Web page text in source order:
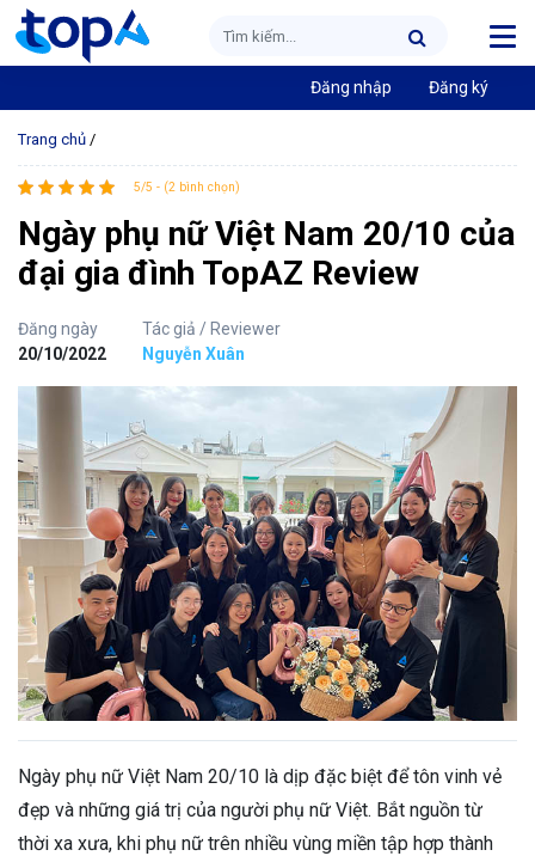
Đăng nhập Đăng ký
Trang chủ /
5/5 - (2 bình chọn)
Ngày phụ nữ Việt Nam 20/10 của
đại gia đình TopAZ Review
Đăng ngày
20/10/2022
Tác giả / Reviewer
Nguyễn Xuân
Ngày phụ nữ Việt Nam 20/10 là dịp đặc biệt để tôn vinh vẻ
đẹp và những giá trị của người phụ nữ Việt. Bắt nguồn từ
thời xa xưa, khi phụ nữ trên nhiều vùng miền tập hợp thành